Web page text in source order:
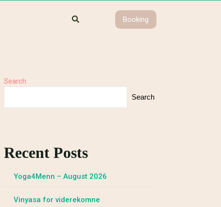
Booking
Search
Search
Recent Posts
Yoga4Menn – August 2026
Vinyasa for viderekomne